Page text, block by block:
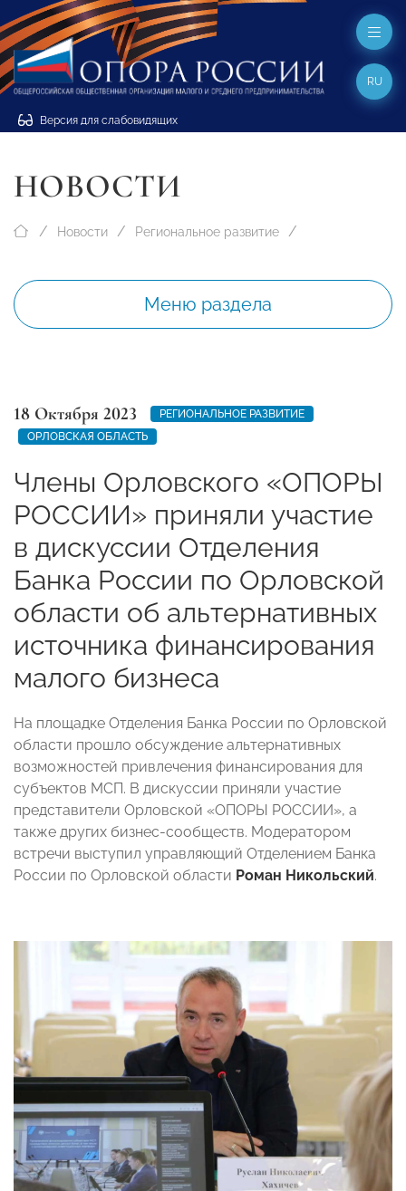
Версия для слабовидящих
RU
НОВОСТИ
Новости Региональное развитие
Меню раздела
18 Октября 2023
РЕГИОНАЛЬНОЕ РАЗВИТИЕ
ОРЛОВСКАЯ ОБЛАСТЬ
Члены Орловского «ОПОРЫ
РОССИИ» приняли участие
в дискуссии Отделения
Банка России по Орловской
области об альтернативных
источника финансирования
малого бизнеса
На площадке Отделения Банка России по Орловской
области прошло обсуждение альтернативных
возможностей привлечения финансирования для
субъектов МСП. В дискуссии приняли участие
представители Орловской «ОПОРЫ РОССИИ», а
также других бизнес-сообществ. Модератором
встречи выступил управляющий Отделением Банка
России по Орловской области Роман Никольский.